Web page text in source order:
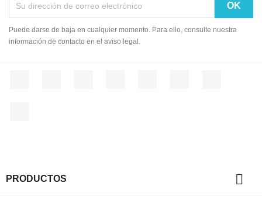
Puede darse de baja en cualquier momento. Para ello, consulte nuestra
información de contacto en el aviso legal.
PRODUCTOS 